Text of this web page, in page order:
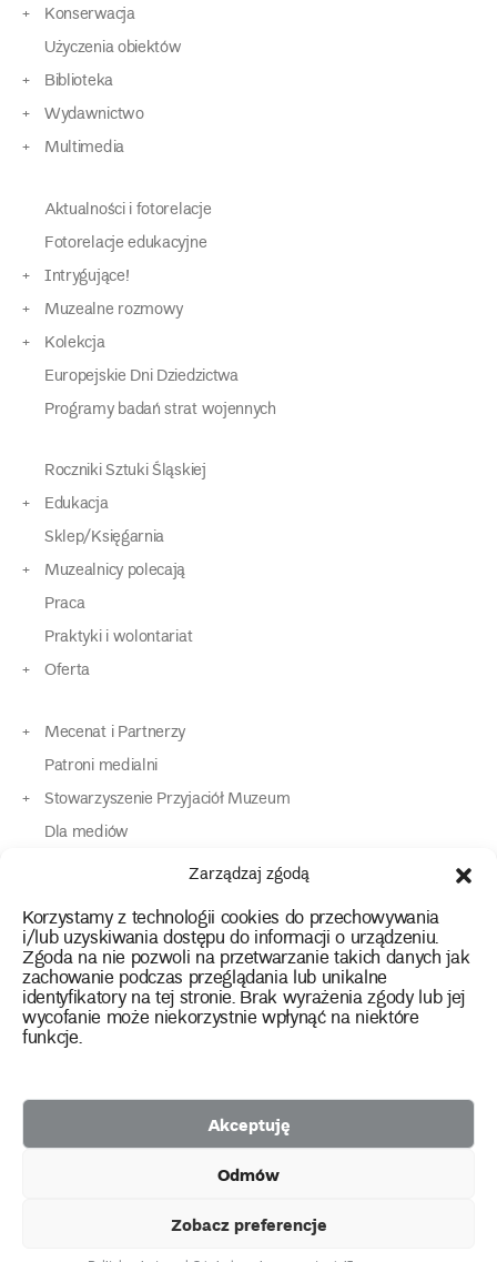
Zarządzaj zgodą
Korzystamy z technologii cookies do przechowywania
i/lub uzyskiwania dostępu do informacji o urządzeniu.
Zgoda na nie pozwoli na przetwarzanie takich danych jak
zachowanie podczas przeglądania lub unikalne
identyfikatory na tej stronie. Brak wyrażenia zgody lub jej
wycofanie może niekorzystnie wpłynąć na niektóre
funkcje.
Akceptuję
Odmów
Zobacz preferencje
Konserwacja
Użyczenia obiektów
Biblioteka
Wydawnictwo
Multimedia
Aktualności i fotorelacje
Fotorelacje edukacyjne
Intrygujące!
Muzealne rozmowy
Kolekcja
Europejskie Dni Dziedzictwa
Programy badań strat wojennych
Roczniki Sztuki Śląskiej
Edukacja
Sklep/Księgarnia
Muzealnicy polecają
Praca
Praktyki i wolontariat
Oferta
Mecenat i Partnerzy
Patroni medialni
Stowarzyszenie Przyjaciół Muzeum
Dla mediów
Dla osób o specjalnych potrzebach
Kontakt
instagram
twitterfacebookyoutube
tiktok
2026 Copyright by Muzeum Narodowe we Wrocławiu
Polityka prywatności
Etnograficznego
Facebook
Racławickiej
facebook
Przyjaciół